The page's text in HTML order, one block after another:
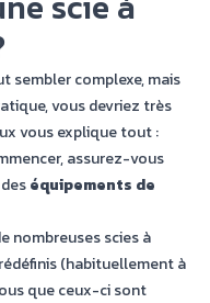
sembler complexe, mais
vous devriez très
vous explique tout :
assurez-vous
équipements de
nombreuses scies à
(habituellement à
que ceux-ci sont